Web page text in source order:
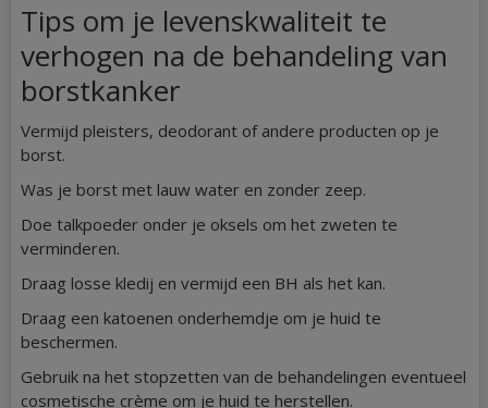
Tips om je levenskwaliteit te
verhogen na de behandeling van
borstkanker
Vermijd pleisters, deodorant of andere producten op je
borst.
Was je borst met lauw water en zonder zeep.
Doe talkpoeder onder je oksels om het zweten te
verminderen.
Draag losse kledij en vermijd een BH als het kan.
Draag een katoenen onderhemdje om je huid te
beschermen.
Gebruik na het stopzetten van de behandelingen eventueel
cosmetische crème om je huid te herstellen.